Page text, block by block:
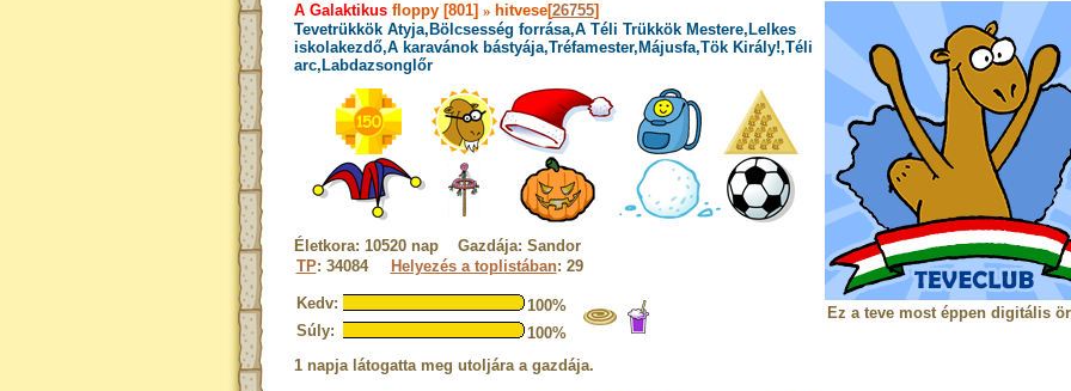
A Galaktikusfloppy [801] » hitvese[26755]
Tevetrükkök Atyja,Bölcsesség forrása,A Téli Trükkök Mestere,Lelkes
iskolakezdő,A karavánok bástyája,Tréfamester,Májusfa,Tök Király!,Téli
arc,Labdazsonglőr
Életkora: 10520 nap Gazdája: Sandor
TP: 34084 Helyezés a toplistában: 29
Kedv:
100%
Súly:
100%
1 napja látogatta meg utoljára a gazdája.
Ez a teve most éppen digitális